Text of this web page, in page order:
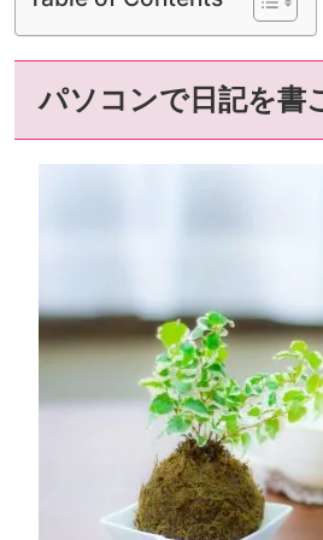
パソコンで日記を書